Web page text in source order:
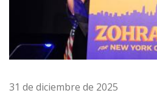
31 de diciembre de 2025